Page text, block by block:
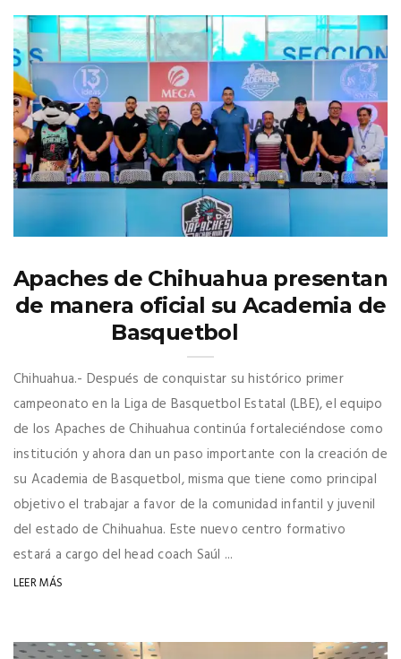
Apaches de Chihuahua presentan
de manera oficial su Academia de
Basquetbol
Chihuahua.- Después de conquistar su histórico primer
campeonato en la Liga de Basquetbol Estatal (LBE), el equipo
de los Apaches de Chihuahua continúa fortaleciéndose como
institución y ahora dan un paso importante con la creación de
su Academia de Basquetbol, misma que tiene como principal
objetivo el trabajar a favor de la comunidad infantil y juvenil
del estado de Chihuahua. Este nuevo centro formativo
estará a cargo del head coach Saúl ...
LEER MÁS